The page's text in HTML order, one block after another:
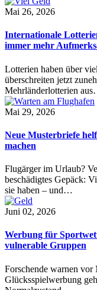
Mai 26, 2026
Internationale
immer mehr
Lotterien haben über
überschreiten jetzt
Mehrländerlotterien
Mai 29, 2026
Neue Musterbriefe
machen
Flugärger im Urlaub?
beschädigtes Gepäck:
sie haben – und…
Juni 02, 2026
Werbung für
vulnerable Gruppen
Forschende warnen
Glücksspielwerbung